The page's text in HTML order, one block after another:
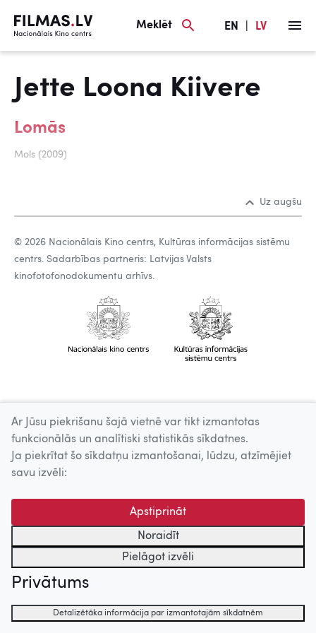
Meklēt EN LV
Jette Loona Kiivere
Lomās
Mols (2009)
Uz augšu
© 2026 Nacionālais Kino centrs, Kultūras informācijas sistēmu
centrs. Sadarbības partneris: Latvijas Valsts
kinofotofonodokumentu arhīvs.
Ar Jūsu piekrišanu šajā vietnē var tikt izmantotas
funkcionālās un analītiski statistikās sīkdatnes.
Ja piekrītat šo sīkdatņu izmantošanai, lūdzu, atzīmējiet
savu izvēli:
Apstiprināt
Noraidīt
Pielāgot izvēli
Privātums
Detalizētāka informācija par izmantotajām sīkdatnēm